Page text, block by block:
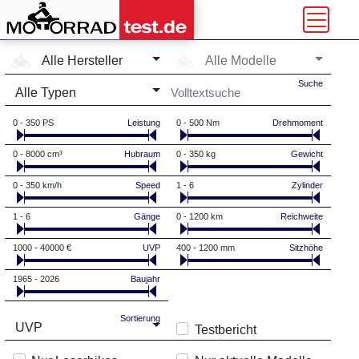
Hersteller-Auswahl
Alle Hersteller
Modell-Auswahl
Alle Modelle
Alle Typen
Suche
0 - 350 PS Leistung 0 - 500 Nm Drehmoment
0 - 8000 cm³ Hubraum 0 - 350 kg Gewicht
0 - 350 km/h Speed 1 - 6 Zylinder
1 - 6 Gänge 0 - 1200 km Reichweite
1000 - 40000 € UVP 400 - 1200 mm Sitzhöhe
1965 - 2026 Baujahr
Sortierung
UVP Testbericht